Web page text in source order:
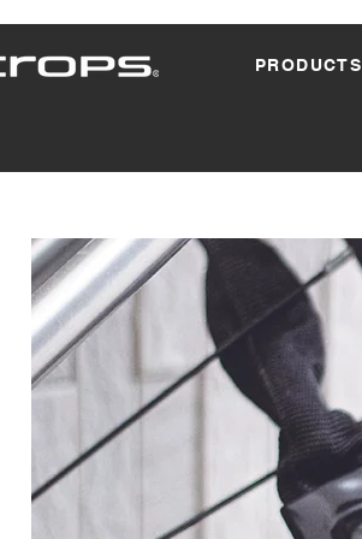
PRODUCTS